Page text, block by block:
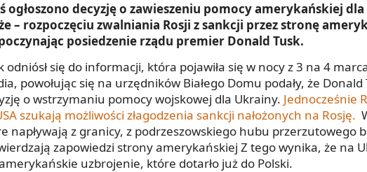
ogłoszono decyzję o zawieszeniu pomocy amerykańskiej
– rozpoczęciu zwalniania Rosji z sankcji przez stronę
posiedzenie rządu premier Donald Tusk.
odniósł się do informacji, która pojawiła się w nocy z 3 na 4
powołując się na urzędników Białego Domu podały, że Donald
o wstrzymaniu pomocy wojskowej dla Ukrainy. Jednocześnie
szukają możliwości złagodzenia sankcji nałożonych na Rosję.
napływają z granicy, z podrzeszowskiego hubu przerzutowego
zapowiedzi strony amerykańskiej Z tego wynika, że na
uzbrojenie, które dotarło już do Polski.